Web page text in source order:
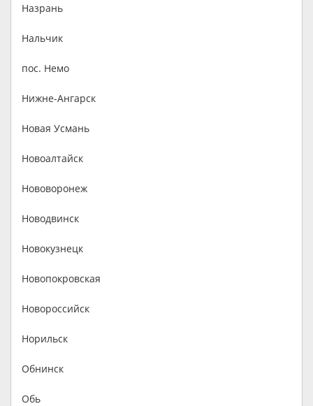
Назрань
Нальчик
пос. Немо
Нижне-Ангарск
Новая Усмань
Новоалтайск
Нововоронеж
Новодвинск
Новокузнецк
Новопокровская
Новороссийск
Норильск
Обнинск
Обь